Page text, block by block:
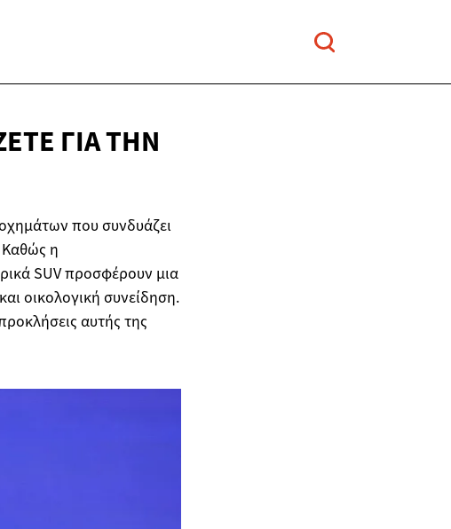
ΓΙΑ ΤΗΝ
που συνδυάζει
Καθώς η
SUV προσφέρουν μια
οικολογική συνείδηση.
αυτής της